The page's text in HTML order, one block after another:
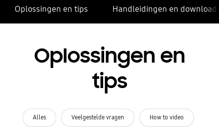
Oplossingen en tips Handleidingen en
Oplossingen en
tips
Alles Veelgestelde vragen How to video